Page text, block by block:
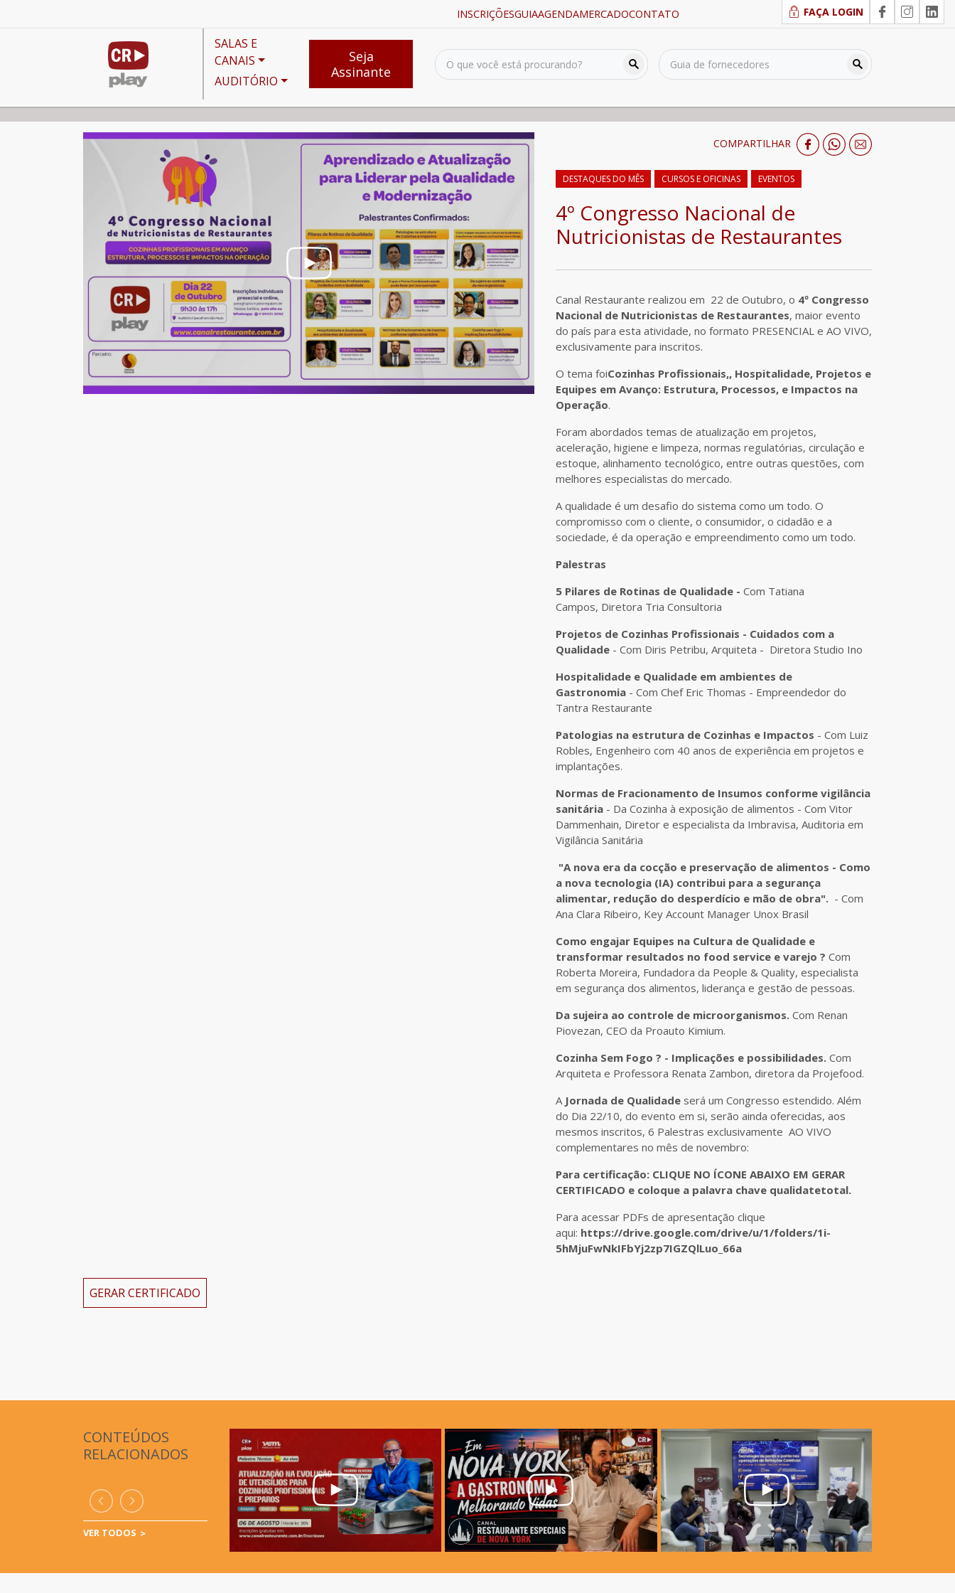
INSCRIÇÕESGUIAAGENDAMERCADOCONTATO FAÇA LOGIN
SALAS E
CANAIS
AUDITÓRIO
Seja
Assinante
COMPARTILHAR
DESTAQUES DO MÊS CURSOS E OFICINAS EVENTOS
4º Congresso Nacional de
Nutricionistas de Restaurantes
Canal Restaurante realizou em 22 de Outubro, o 4º Congresso
Nacional de Nutricionistas de Restaurantes, maior evento
do país para esta atividade, no formato PRESENCIAL e AO VIVO,
exclusivamente para inscritos.
O tema foiCozinhas Profissionais,, Hospitalidade, Projetos e
Equipes em Avanço: Estrutura, Processos, e Impactos na
Operação.
Foram abordados temas de atualização em projetos,
aceleração, higiene e limpeza, normas regulatórias, circulação e
estoque, alinhamento tecnológico, entre outras questões, com
melhores especialistas do mercado.
A qualidade é um desafio do sistema como um todo. O
compromisso com o cliente, o consumidor, o cidadão e a
sociedade, é da operação e empreendimento como um todo.
Palestras
5 Pilares de Rotinas de Qualidade - Com Tatiana
Campos, Diretora Tria Consultoria
Projetos de Cozinhas Profissionais - Cuidados com a
Qualidade - Com Diris Petribu, Arquiteta - Diretora Studio Ino
Hospitalidade e Qualidade em ambientes de
Gastronomia - Com Chef Eric Thomas - Empreendedor do
Tantra Restaurante
Patologias na estrutura de Cozinhas e Impactos - Com Luiz
Robles, Engenheiro com 40 anos de experiência em projetos e
implantações.
Normas de Fracionamento de Insumos conforme vigilância
sanitária - Da Cozinha à exposição de alimentos - Com Vitor
Dammenhain, Diretor e especialista da Imbravisa, Auditoria em
Vigilância Sanitária
"A nova era da cocção e preservação de alimentos - Como
a nova tecnologia (IA) contribui para a segurança
alimentar, redução do desperdício e mão de obra". - Com
Ana Clara Ribeiro, Key Account Manager Unox Brasil
Como engajar Equipes na Cultura de Qualidade e
transformar resultados no food service e varejo ? Com
Roberta Moreira, Fundadora da People & Quality, especialista
em segurança dos alimentos, liderança e gestão de pessoas.
Da sujeira ao controle de microorganismos. Com Renan
Piovezan, CEO da Proauto Kimium.
Cozinha Sem Fogo ? - Implicações e possibilidades. Com
Arquiteta e Professora Renata Zambon, diretora da Projefood.
A Jornada de Qualidade será um Congresso estendido. Além
do Dia 22/10, do evento em si, serão ainda oferecidas, aos
mesmos inscritos, 6 Palestras exclusivamente AO VIVO
complementares no mês de novembro:
Para certificação: CLIQUE NO ÍCONE ABAIXO EM GERAR
CERTIFICADO e coloque a palavra chave qualidatetotal.
Para acessar PDFs de apresentação clique
aqui: https://drive.google.com/drive/u/1/folders/1i-
5hMjuFwNkIFbYj2zp7IGZQlLuo_66a
GERAR CERTIFICADO
CONTEÚDOS
RELACIONADOS
VER TODOS